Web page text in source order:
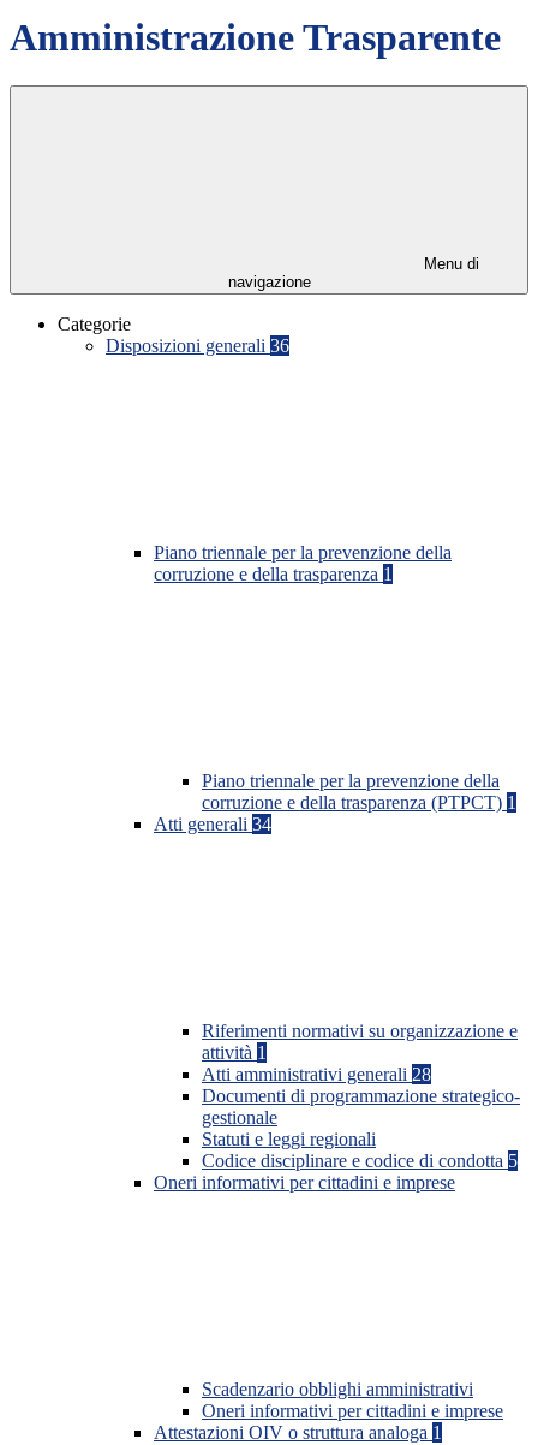
Amministrazione Trasparente
Menu di
navigazione
Categorie
Disposizioni generali 36
Piano triennale per la prevenzione della
corruzione e della trasparenza 1
Piano triennale per la prevenzione della
corruzione e della trasparenza (PTPCT) 1
Atti generali 34
Riferimenti normativi su organizzazione e
attività 1
Atti amministrativi generali 28
Documenti di programmazione strategico-
gestionale
Statuti e leggi regionali
Codice disciplinare e codice di condotta 5
Oneri informativi per cittadini e imprese
Scadenzario obblighi amministrativi
Oneri informativi per cittadini e imprese
Attestazioni OIV o struttura analoga 1